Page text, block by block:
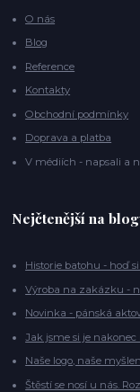
O nás
Blog
Reference
Kontakty
Obchodní podmínky
Doprava a platba
V médiích - napsali a
Nejčtenější na
Historie batohu - hoď
Výroba na zakázku -
Novinka - pánská
Jak jsme si je
Naše logo, naše
Štěstí se nosí u nás.